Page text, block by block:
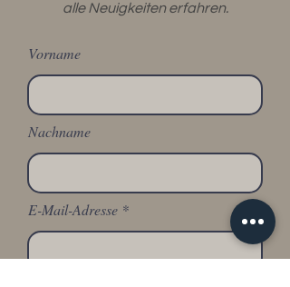
alle Neuigkeiten erfahren.
Vorname
Nachname
E-Mail-Adresse